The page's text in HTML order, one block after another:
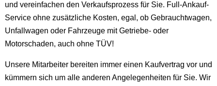
und vereinfachen den Verkaufsprozess für Sie. Full-Ankauf-
Service ohne zusätzliche Kosten, egal, ob Gebrauchtwagen,
Unfallwagen oder Fahrzeuge mit Getriebe- oder
Motorschaden, auch ohne TÜV!
Unsere Mitarbeiter bereiten immer einen Kaufvertrag vor und
kümmern sich um alle anderen Angelegenheiten für Sie. Wir